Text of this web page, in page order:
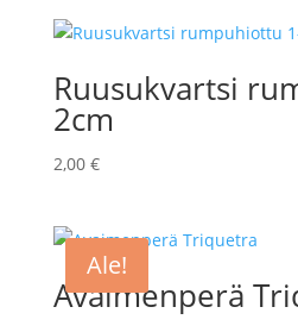
Ruusukvartsi
2cm
2,00 €
Ale!
Avaimenperä